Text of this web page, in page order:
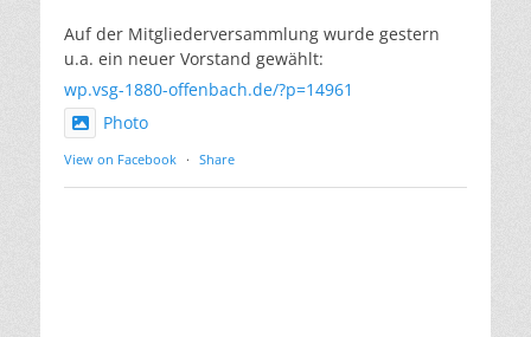
Auf der Mitgliederversammlung wurde gestern
u.a. ein neuer Vorstand gewählt:
wp.vsg-1880-offenbach.de/?p=14961
Photo
View on Facebook · Share